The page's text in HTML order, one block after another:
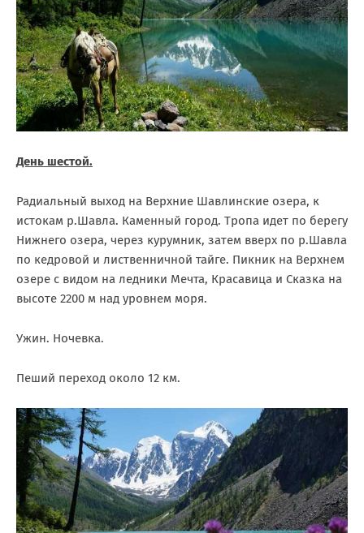
День шестой.
Радиальный выход на Верхние Шавлинские озера, к
истокам р.Шавла. Каменный город. Тропа идет по берегу
Нижнего озера, через курумник, затем вверх по р.Шавла
по кедровой и лиственничной тайге. Пикник на Верхнем
озере с видом на ледники Мечта, Красавица и Сказка на
высоте 2200 м над уровнем моря.
Ужин. Ночевка.
Пеший переход около 12 км.